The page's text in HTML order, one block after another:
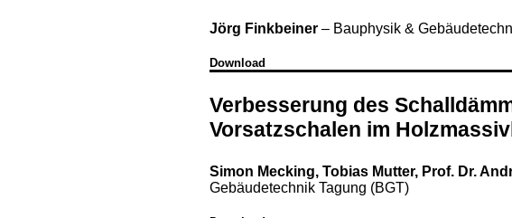
Jörg Finkbeiner – Bauphysik &
Download
Verbesserung des
Vorsatzschalen im
Simon Mecking, Tobias Mutter, Prof. Dr.
Gebäudetechnik Tagung (BGT)